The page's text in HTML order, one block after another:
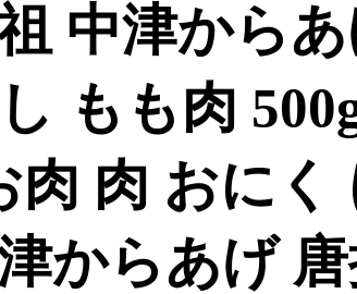
中津から
もも肉
肉 肉 おにく
からあげ